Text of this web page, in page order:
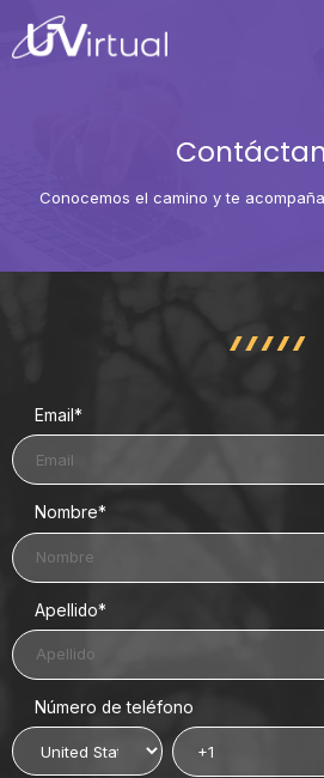
Conocemos el camino y te
Email*
Nombre*
Apellido*
Número de teléfono